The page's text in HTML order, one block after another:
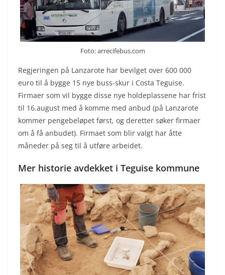
Foto: arrecifebus.com
Regjeringen på Lanzarote har bevilget over 600 000
euro til å bygge 15 nye buss-skur i Costa Teguise.
Firmaer som vil bygge disse nye holdeplassene har frist
til 16.august med å komme med anbud (på Lanzarote
kommer pengebeløpet først, og deretter søker firmaer
om å få anbudet). Firmaet som blir valgt har åtte
måneder på seg til å utføre arbeidet.
Mer historie avdekket i Teguise kommune